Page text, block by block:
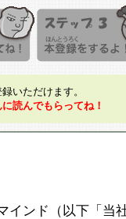
いただけます。
読んでもらってね！
インド（以下「当